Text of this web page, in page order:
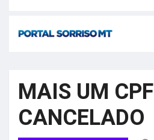
MAIS UM CPF
CANCELADO